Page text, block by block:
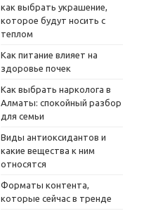
как выбрать украшение,
которое будут носить с
теплом
Как питание влияет на
здоровье почек
Как выбрать нарколога в
Алматы: спокойный разбор
для семьи
Виды антиоксидантов и
какие вещества к ним
относятся
Форматы контента,
которые сейчас в тренде